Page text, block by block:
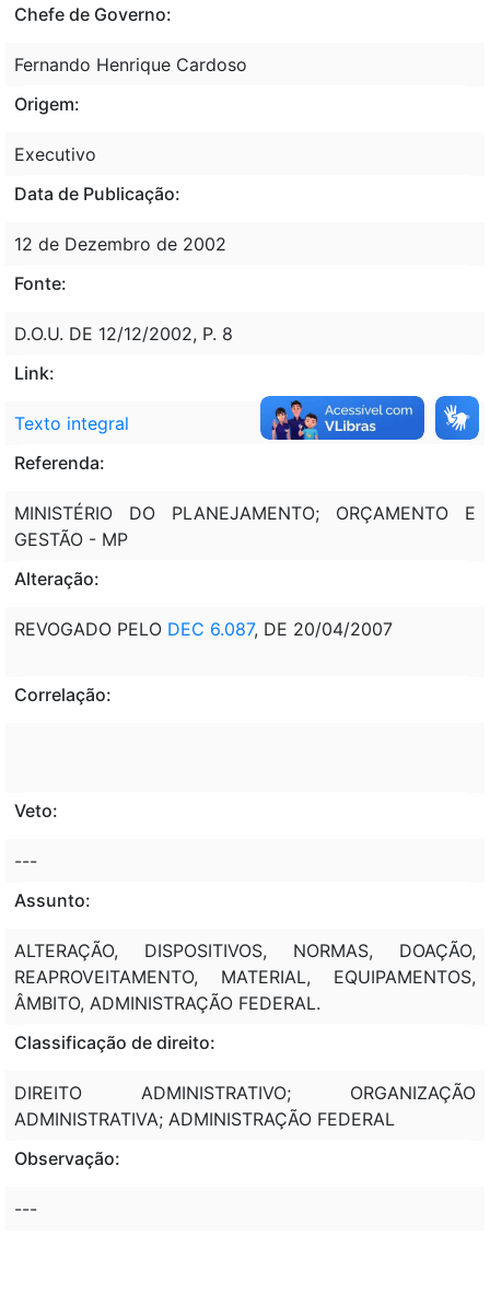
Chefe de Governo:
Fernando Henrique Cardoso
Origem:
Executivo
Data de Publicação:
12 de Dezembro de 2002
Fonte:
D.O.U. DE 12/12/2002, P. 8
Link:
Texto integral
Referenda:
MINISTÉRIO DO PLANEJAMENTO; ORÇAMENTO E
GESTÃO - MP
Alteração:
REVOGADO PELO DEC 6.087, DE 20/04/2007
Correlação:
Veto:
---
Assunto:
ALTERAÇÃO, DISPOSITIVOS, NORMAS, DOAÇÃO,
REAPROVEITAMENTO, MATERIAL, EQUIPAMENTOS,
ÂMBITO, ADMINISTRAÇÃO FEDERAL.
Classificação de direito:
DIREITO ADMINISTRATIVO; ORGANIZAÇÃO
ADMINISTRATIVA; ADMINISTRAÇÃO FEDERAL
Observação:
---